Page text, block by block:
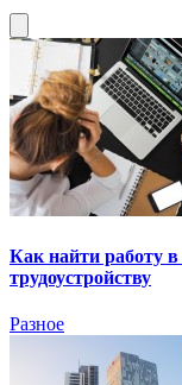
Как найти работу
трудоустройству
Разное